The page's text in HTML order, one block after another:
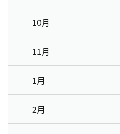
10月
11月
1月
2月